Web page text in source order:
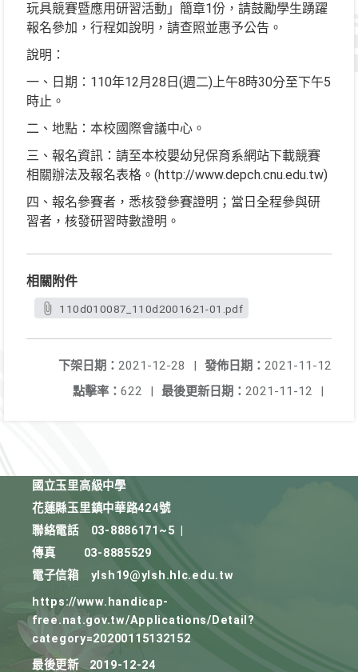
玩具競賽暨應用研習活動」簡章1份，請鼓勵學生踴躍
報名參加，行程如說明，請查照並惠予公告。
說明：
一、日期：110年12月28日(週二)上午8時30分至下午5
時止。
二、地點：本校國際會議中心。
三、報名資訊：請至本校嬰幼兒保育系網站下載競賽
相關辦法及報名表格。(http://www.depch.cnu.edu.tw)
四、報名參賽者，悉核發參賽證明；當日全程參與研
習者，核發研習時數證明。
相關附件
110d010087_110d2001621-01.pdf
發佈日期： 2021-11-12
下架日期： 2021-12-28
|
最後更新日期： 2021-11-12 |
點擊率： 622 |
國立玉里高級中學
花蓮縣玉里鎮中華路424號
聯絡電話
03-8886171~5
傳真
03-8885529
電子信箱
ylsh19@ylsh.hlc.edu.tw
https://www.handicap-
free.nat.gov.tw/Applications/Detail?
category=20200115132152
最後更新
2019-12-24